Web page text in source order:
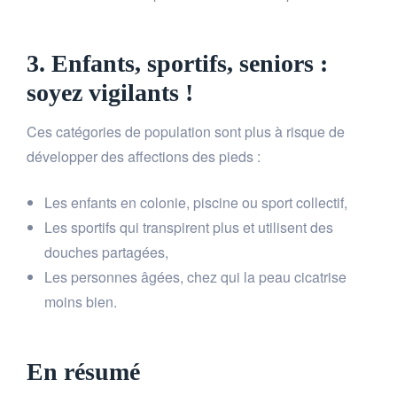
3. Enfants, sportifs, seniors :
soyez vigilants !
Ces catégories de population sont plus à risque de
développer des affections des pieds :
Les enfants en colonie, piscine ou sport collectif,
Les sportifs qui transpirent plus et utilisent des
douches partagées,
Les personnes âgées, chez qui la peau cicatrise
moins bien.
En résumé